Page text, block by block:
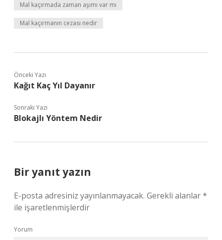
Mal kaçırmada zaman aşımı var mı
Mal kaçırmanın cezası nedir
Önceki Yazı
Kağıt Kaç Yıl Dayanır
Sonraki Yazı
Blokajlı Yöntem Nedir
Bir yanıt yazın
E-posta adresiniz yayınlanmayacak. Gerekli alanlar*
ile işaretlenmişlerdir
Yorum